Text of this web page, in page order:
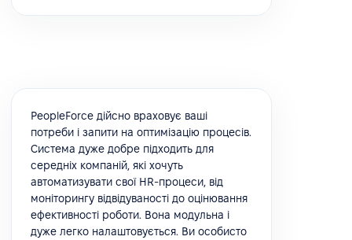
PeopleForce дійсно враховує ваші
потреби і запити на оптимізацію процесів.
Система дуже добре підходить для
середніх компаній, які хочуть
автоматизувати свої HR-процеси, від
моніторингу відвідуваності до оцінювання
ефективності роботи. Вона модульна і
дуже легко налаштовується. Ви особисто